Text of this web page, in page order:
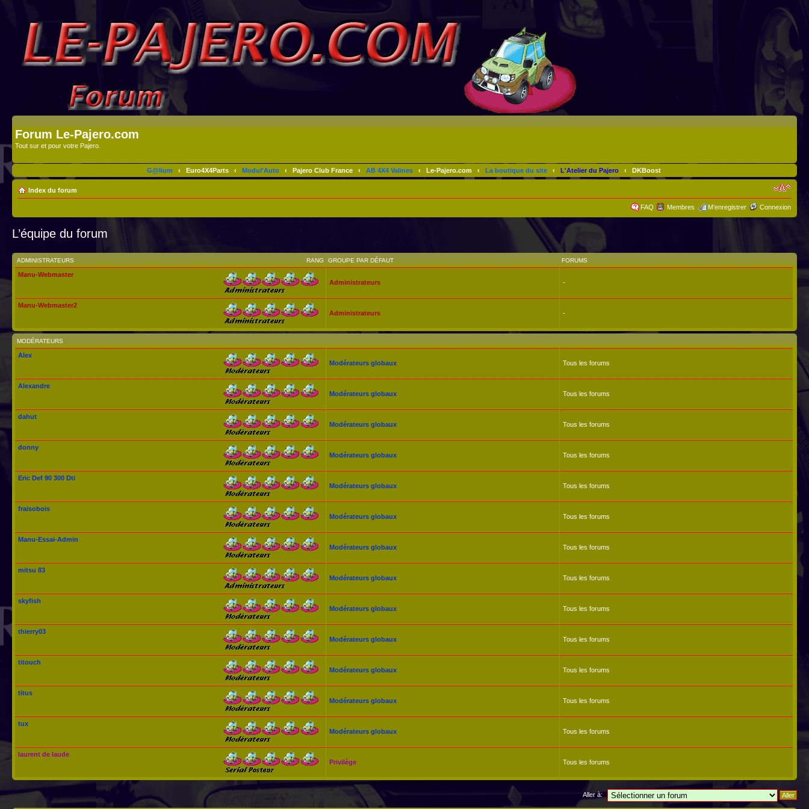
Forum Le-Pajero.com
Tout sur et pour votre Pajero.
G@lium ‹ Euro4X4Parts ‹ Modul'Auto ‹ Pajero Club France ‹ AB 4X4 Valines ‹ Le-Pajero.com ‹ La boutique du site ‹ L'Atelier du Pajero ‹ DKBoost
Index du forum
FAQ Membres M’enregistrer Connexion
L’équipe du forum
RANG
ADMINISTRATEURS GROUPE PAR DÉFAUT FORUMS
Manu-Webmaster
Administrateurs
-
Manu-Webmaster2
Administrateurs
-
MODÉRATEURS
Alex
Modérateurs globaux
Tous les forums
Alexandre
Modérateurs globaux
Tous les forums
dahut
Modérateurs globaux
Tous les forums
donny
Modérateurs globaux
Tous les forums
Eric Def 90 300 Dti
Modérateurs globaux
Tous les forums
fraisobois
Modérateurs globaux
Tous les forums
Manu-Essai-Admin
Modérateurs globaux
Tous les forums
mitsu 83
Modérateurs globaux
Tous les forums
skyfish
Modérateurs globaux
Tous les forums
thierry03
Modérateurs globaux
Tous les forums
titouch
Modérateurs globaux
Tous les forums
titus
Modérateurs globaux
Tous les forums
tux
Modérateurs globaux
Tous les forums
laurent de laude
Privilège
Tous les forums
Aller à: